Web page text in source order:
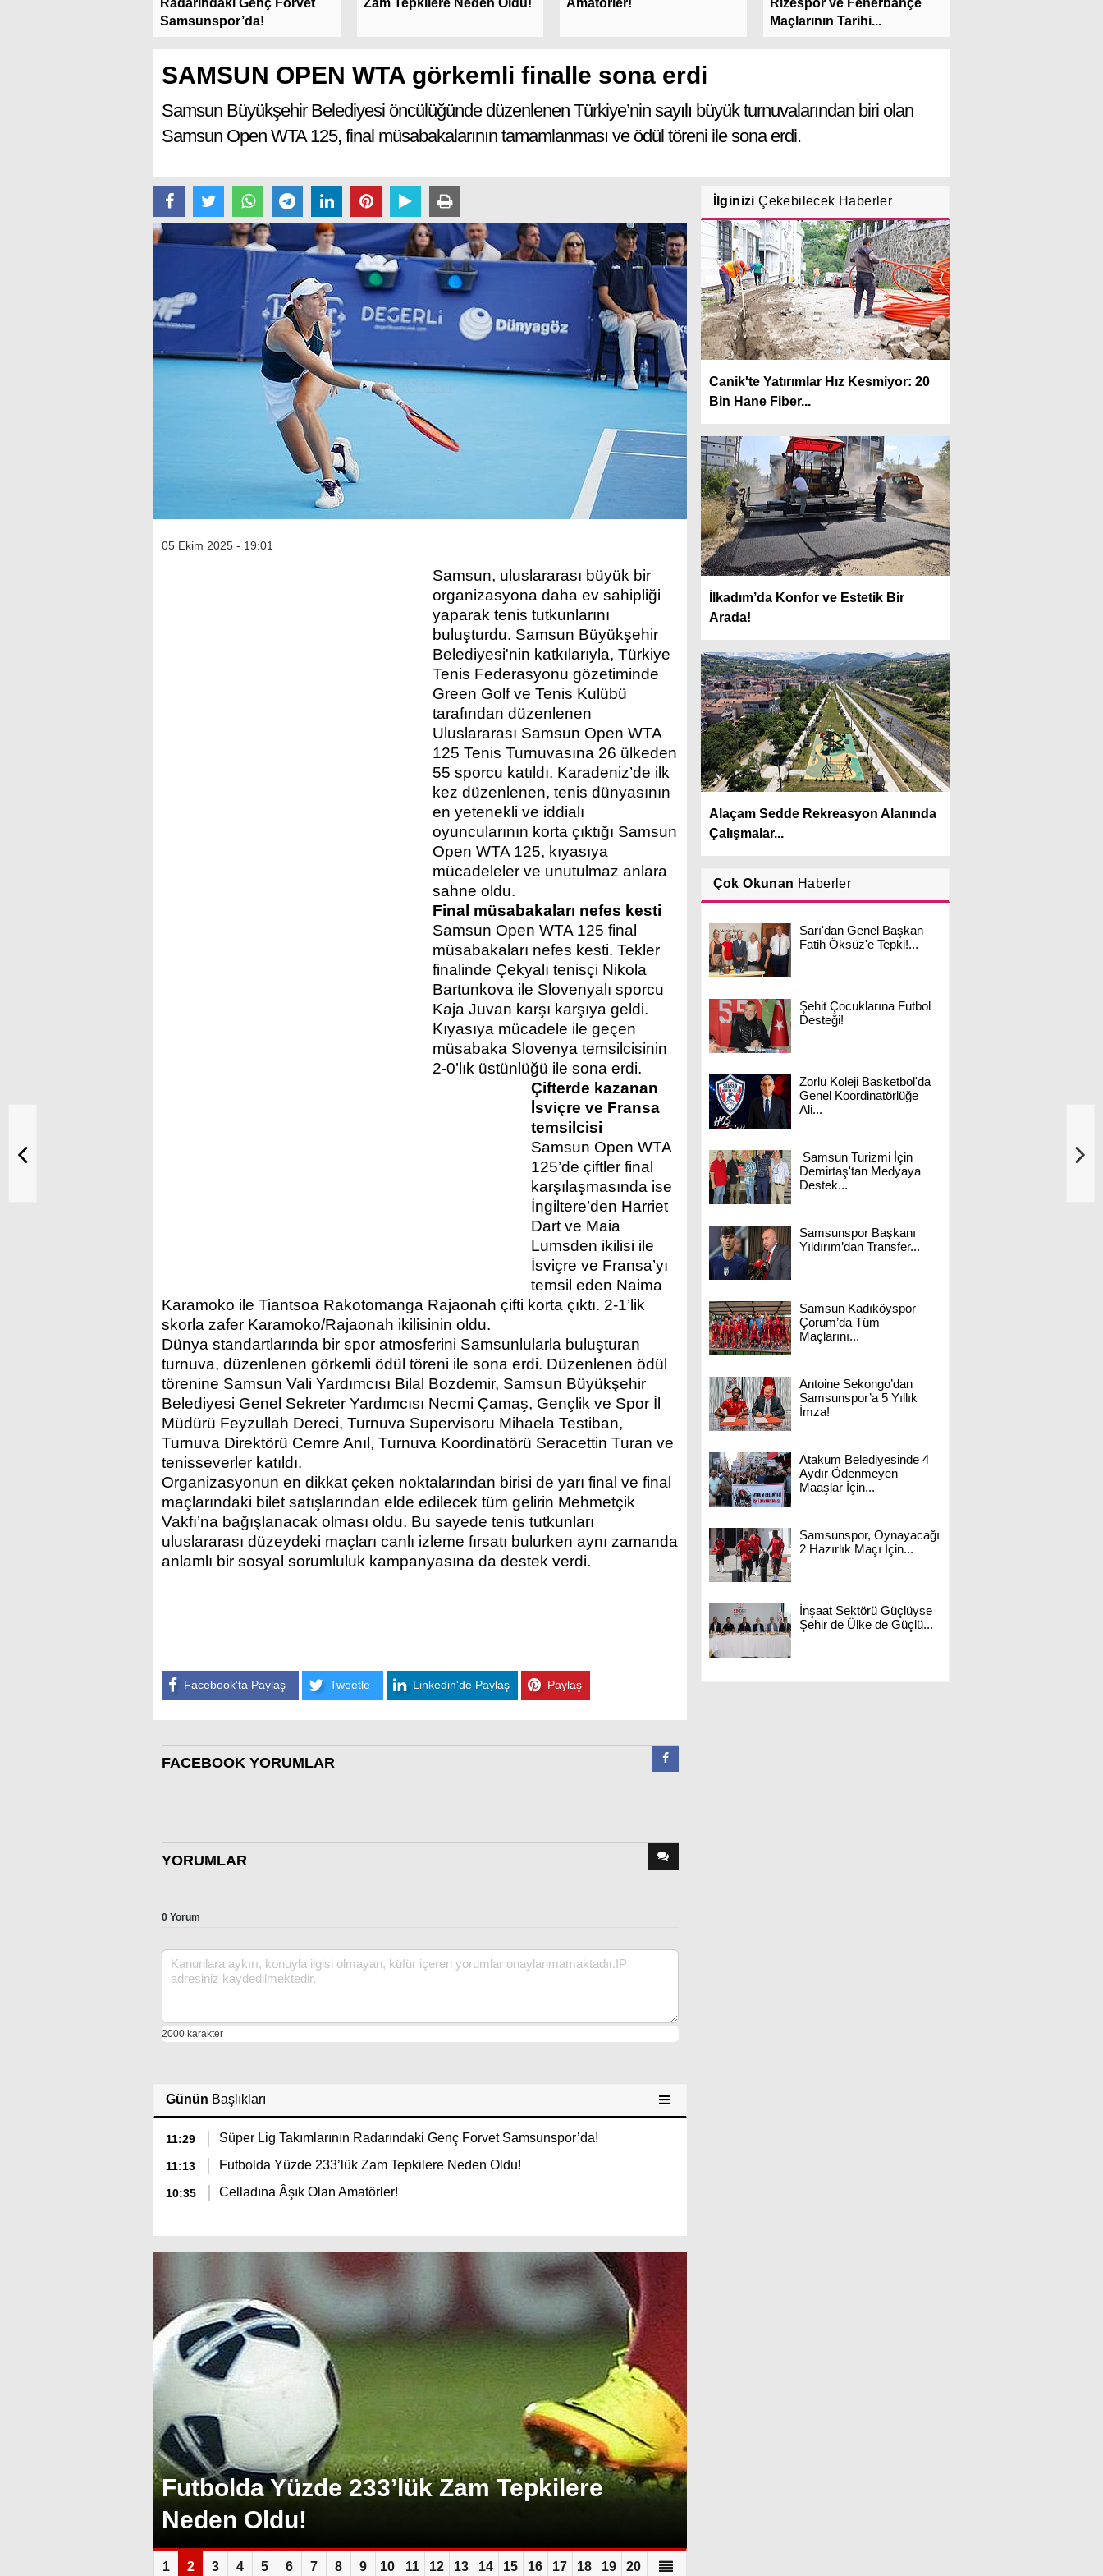
Radarındaki Genç Forvet
Samsunspor’da!
Zam Tepkilere Neden Oldu!
Amatörler!
Rizespor ve Fenerbahçe
Maçlarının Tarihi...
SAMSUN OPEN WTA görkemli finalle sona erdi
Samsun Büyükşehir Belediyesi öncülüğünde düzenlenen Türkiye’nin sayılı büyük turnuvalarından biri olan
Samsun Open WTA 125, final müsabakalarının tamamlanması ve ödül töreni ile sona erdi.
05 Ekim 2025 - 19:01
Samsun, uluslararası büyük bir
organizasyona daha ev sahipliği
yaparak tenis tutkunlarını
buluşturdu. Samsun Büyükşehir
Belediyesi'nin katkılarıyla, Türkiye
Tenis Federasyonu gözetiminde
Green Golf ve Tenis Kulübü
tarafından düzenlenen
Uluslararası Samsun Open WTA
125 Tenis Turnuvasına 26 ülkeden
55 sporcu katıldı. Karadeniz’de ilk
kez düzenlenen, tenis dünyasının
en yetenekli ve iddialı
oyuncularının korta çıktığı Samsun
Open WTA 125, kıyasıya
mücadeleler ve unutulmaz anlara
sahne oldu.
Final müsabakaları nefes kesti
Samsun Open WTA 125 final
müsabakaları nefes kesti. Tekler
finalinde Çekyalı tenisçi Nikola
Bartunkova ile Slovenyalı sporcu
Kaja Juvan karşı karşıya geldi.
Kıyasıya mücadele ile geçen
müsabaka Slovenya temsilcisinin
2-0’lık üstünlüğü ile sona erdi.
Çifterde kazanan
İsviçre ve Fransa
temsilcisi
Samsun Open WTA
125’de çiftler final
karşılaşmasında ise
İngiltere’den Harriet
Dart ve Maia
Lumsden ikilisi ile
İsviçre ve Fransa’yı
temsil eden Naima
Karamoko ile Tiantsoa Rakotomanga Rajaonah çifti korta çıktı. 2-1’lik
skorla zafer Karamoko/Rajaonah ikilisinin oldu.
Dünya standartlarında bir spor atmosferini Samsunlularla buluşturan
turnuva, düzenlenen görkemli ödül töreni ile sona erdi. Düzenlenen ödül
törenine Samsun Vali Yardımcısı Bilal Bozdemir, Samsun Büyükşehir
Belediyesi Genel Sekreter Yardımcısı Necmi Çamaş, Gençlik ve Spor İl
Müdürü Feyzullah Dereci, Turnuva Supervisoru Mihaela Testiban,
Turnuva Direktörü Cemre Anıl, Turnuva Koordinatörü Seracettin Turan ve
tenisseverler katıldı.
Organizasyonun en dikkat çeken noktalarından birisi de yarı final ve final
maçlarındaki bilet satışlarından elde edilecek tüm gelirin Mehmetçik
Vakfı’na bağışlanacak olması oldu. Bu sayede tenis tutkunları
uluslararası düzeydeki maçları canlı izleme fırsatı bulurken aynı zamanda
anlamlı bir sosyal sorumluluk kampanyasına da destek verdi.
Facebook'ta Paylaş Tweetle Linkedin'de Paylaş Paylaş
FACEBOOK YORUMLAR
YORUMLAR
0 Yorum
Günün Başlıkları
11:29 Süper Lig Takımlarının Radarındaki Genç Forvet Samsunspor’da!
11:13 Futbolda Yüzde 233’lük Zam Tepkilere Neden Oldu!
10:35 Celladına Âşık Olan Amatörler!
Futbolda Yüzde 233’lük Zam Tepkilere
Neden Oldu!
1 2 3 4 5 6 7 8 9 10 11 12 13 14 15 16 17 18 19 20
İlginizi Çekebilecek Haberler
Canik'te Yatırımlar Hız Kesmiyor: 20
Bin Hane Fiber...
İlkadım’da Konfor ve Estetik Bir
Arada!
Alaçam Sedde Rekreasyon Alanında
Çalışmalar...
Çok Okunan Haberler
Sarı'dan Genel Başkan
Fatih Öksüz'e Tepki!...
Şehit Çocuklarına Futbol
Desteği!
Zorlu Koleji Basketbol'da
Genel Koordinatörlüğe
Ali...
Samsun Turizmi İçin
Demirtaş'tan Medyaya
Destek...
Samsunspor Başkanı
Yıldırım’dan Transfer...
Samsun Kadıköyspor
Çorum’da Tüm
Maçlarını...
Antoine Sekongo’dan
Samsunspor’a 5 Yıllık
İmza!
Atakum Belediyesinde 4
Aydır Ödenmeyen
Maaşlar İçin...
Samsunspor, Oynayacağı
2 Hazırlık Maçı İçin...
İnşaat Sektörü Güçlüyse
Şehir de Ülke de Güçlü...